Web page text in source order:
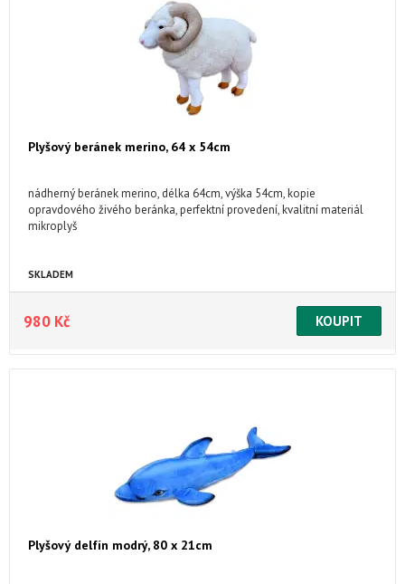
Plyšový beránek merino, 64 x 54cm
nádherný beránek merino, délka 64cm, výška 54cm, kopie
opravdového živého beránka, perfektní provedení, kvalitní materiál
mikroplyš
SKLADEM
980 Kč
Plyšový delfín modrý, 80 x 21cm